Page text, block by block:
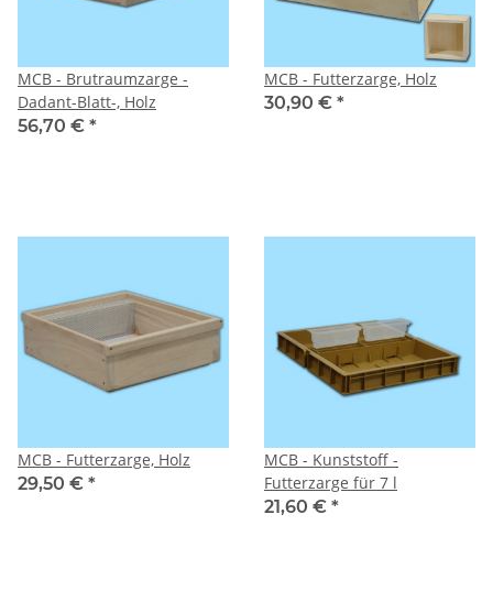
MCB - Brutraumzarge -
Dadant-Blatt-, Holz
56,70 € *
MCB - Futterzarge, Holz
30,90 € *
MCB - Futterzarge, Holz
29,50 € *
MCB - Kunststoff -
Futterzarge für 7 l
21,60 € *